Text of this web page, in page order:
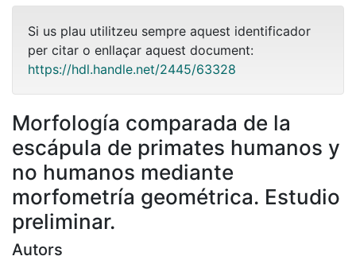
Si us plau utilitzeu sempre aquest identificador
per citar o enllaçar aquest document:
https://hdl.handle.net/2445/63328
Morfología comparada de la
escápula de primates humanos y
no humanos mediante
morfometría geométrica. Estudio
preliminar.
Autors